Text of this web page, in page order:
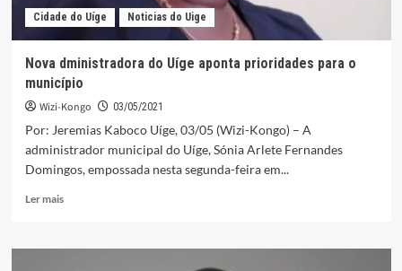
Cidade do Uíge Noticias do Uige
Nova dministradora do Uíge aponta prioridades para o
município
Wizi-Kongo 03/05/2021
Por: Jeremias Kaboco Uíge, 03/05 (Wizi-Kongo) – A
administrador municipal do Uíge, Sónia Arlete Fernandes
Domingos, empossada nesta segunda-feira em...
Ler maisLeia
Nova